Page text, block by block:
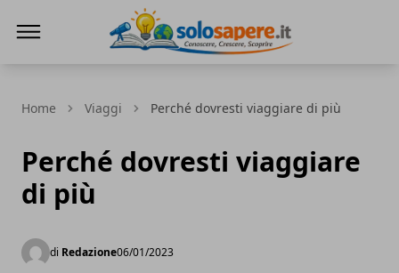
Home Viaggi Perché dovresti viaggiare di più
Perché dovresti viaggiare
di più
di Redazione06/01/2023